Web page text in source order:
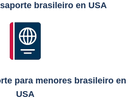
brasileiro en USA
para menores brasileiro en
USA